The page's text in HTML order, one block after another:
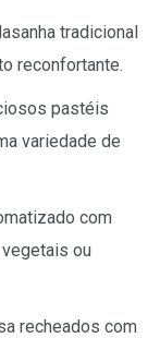
tradicional
reconfortante.
pastéis
variedade de
com
ou
recheados com